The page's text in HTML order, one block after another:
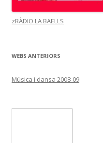
zRÀDIO LA BAELLS
WEBS ANTERIORS
Música i dansa 2008-09